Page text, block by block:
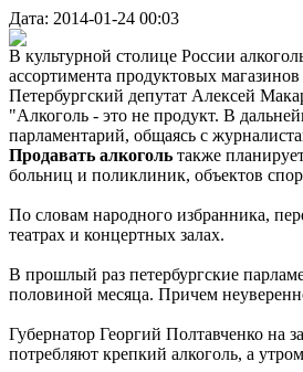
Дата: 2014-01-24 00:03
В культурной столице России
ассортимента продуктовых магазинов
Петербургский депутат Алексей
"Алкоголь - это не продукт. В
парламентарий, общаясь с
Продавать алкоголь также
больниц и поликлиник, объектов
По словам народного избранника,
театрах и концертных залах.
В прошлый раз петербургские
половиной месяца. Причем
Губернатор Георгий Полтавченко на
потребляют крепкий алкоголь, а